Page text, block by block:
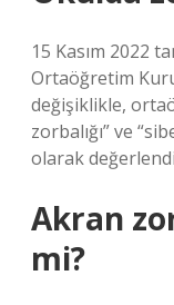
15 Kasım 2022
Ortaöğretim
değişiklikle,
zorbalığı” ve
olarak
Akran
mi?